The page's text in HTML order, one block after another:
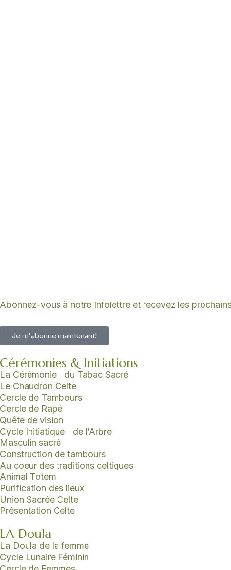
Abonnez-vous à notre Infolettre et recevez les
Je m'abonne maintenant!
Cérémonies & Initiations
La Cérémonie du Tabac Sacré
Le Chaudron Celte
Cercle de Tambours
Cercle de Rapé
Quête de vision
Cycle Initiatique de l’Arbre
Masculin sacré
Construction de tambours
Au coeur des traditions celtiques
Animal Totem
Purification des lieux
Union Sacrée Celte
Présentation Celte
LA Doula
La Doula de la femme
Cycle Lunaire Féminin